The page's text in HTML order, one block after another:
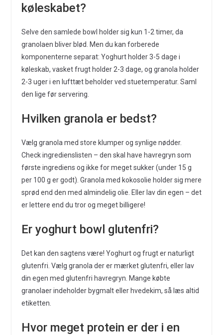
køleskabet?
Selve den samlede bowl holder sig kun 1-2 timer, da
granolaen bliver blød. Men du kan forberede
komponenterne separat: Yoghurt holder 3-5 dage i
køleskab, vasket frugt holder 2-3 dage, og granola holder
2-3 uger i en lufttæt beholder ved stuetemperatur. Saml
den lige før servering.
Hvilken granola er bedst?
Vælg granola med store klumper og synlige nødder.
Check ingredienslisten – den skal have havregryn som
første ingrediens og ikke for meget sukker (under 15 g
per 100 g er godt). Granola med kokosolie holder sig mere
sprød end den med almindelig olie. Eller lav din egen – det
er lettere end du tror og meget billigere!
Er yoghurt bowl glutenfri?
Det kan den sagtens være! Yoghurt og frugt er naturligt
glutenfri. Vælg granola der er mærket glutenfri, eller lav
din egen med glutenfri havregryn. Mange købte
granolaer indeholder bygmalt eller hvedekim, så læs altid
etiketten.
Hvor meget protein er der i en